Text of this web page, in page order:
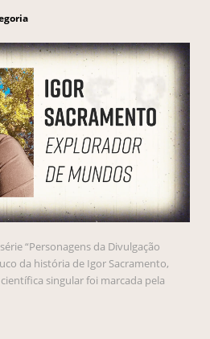
“Personagens da Divulgação
da história de Igor Sacramento,
singular foi marcada pela